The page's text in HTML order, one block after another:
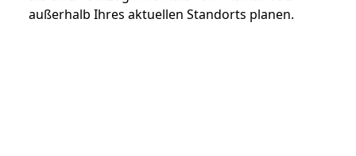
außerhalb Ihres aktuellen Standorts planen.